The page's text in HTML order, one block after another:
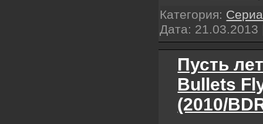
Категория:
Дата: 21.03.2013
Пусть
Bullets
(2010/